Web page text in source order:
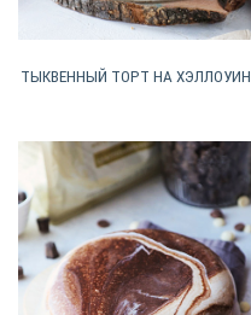
ТЫКВЕННЫЙ ТОРТ НА ХЭЛЛОУИН